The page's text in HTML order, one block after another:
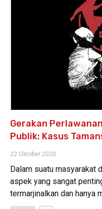
Gerakan
Publik: Kasus
22 Oktober 2020
Dalam suatu masyarakat
aspek yang sangat
termarjinalkan dan hanya